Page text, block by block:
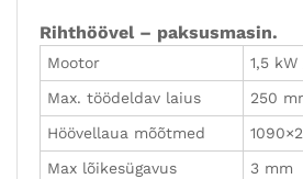
Rihthöövel – paksusmasin.
Mootor
1,5
Max. töödeldav laius
250
Höövellaua mõõtmed
Max lõikesügavus
3 mm